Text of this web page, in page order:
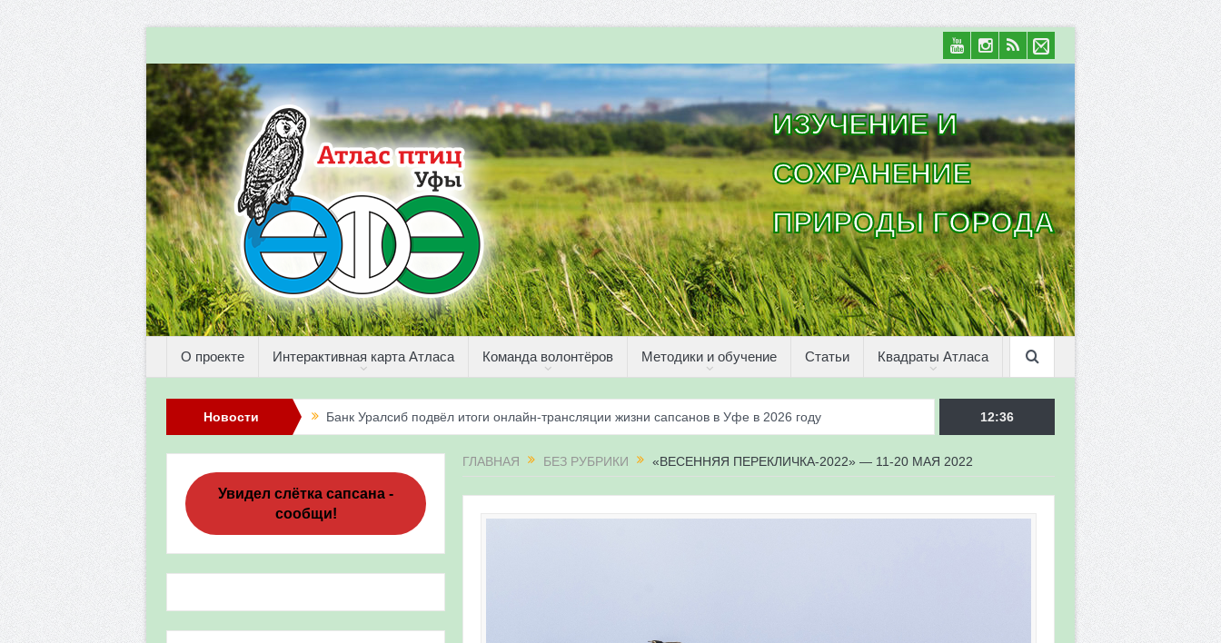
ИЗУЧЕНИЕ И
СОХРАНЕНИЕ
ПРИРОДЫ ГОРОДА
О проекте Интерактивная карта Атласа Команда волонтёров Методики и обучение Статьи Квадраты Атласа
Новости Банк Уралсиб подвёл итоги онлайн-трансляции жизни сапсанов в Уфе в 2026 году
Итоги акции «Соловьиные вечера-2026» в Республике Башкортостан
Три птенца сапсанов Уралсиба получили имена и кольца
Итоги акции «Весенняя перекличка-2026» в Республике Башкортостан
«Весенняя перекличка-2026» — 21-31 мая 2026
12:36
ГЛАВНАЯ БЕЗ РУБРИКИ «ВЕСЕННЯЯ ПЕРЕКЛИЧКА-2022» — 11-20 МАЯ 2022
Увидел слётка сапсана -
сообщи!